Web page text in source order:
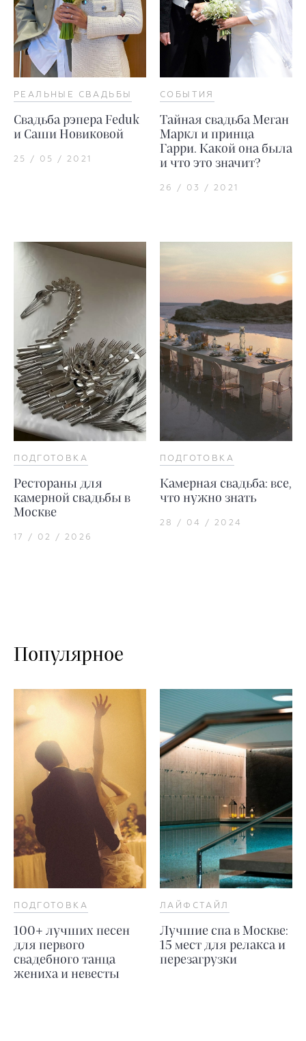
РЕАЛЬНЫЕ СВАДЬБЫ
Свадьба рэпера Feduk
и Саши Новиковой
25 / 05 / 2021
СОБЫТИЯ
Тайная свадьба Меган
Маркл и принца
Гарри. Какой она была
и что это значит?
26 / 03 / 2021
ПОДГОТОВКА
Рестораны для
камерной свадьбы в
Москве
17 / 02 / 2026
ПОДГОТОВКА
Камерная свадьба: все,
что нужно знать
28 / 04 / 2024
Популярное
ПОДГОТОВКА
100+ лучших песен
для первого
свадебного танца
жениха и невесты
ЛАЙФСТАЙЛ
Лучшие спа в Москве:
15 мест для релакса и
перезагрузки